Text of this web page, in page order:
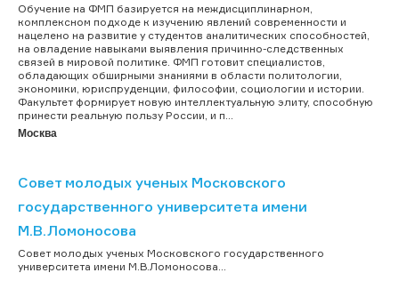
Обучение на ФМП базируется на междисциплинарном,
комплексном подходе к изучению явлений современности и
нацелено на развитие у студентов аналитических способностей,
на овладение навыками выявления причинно-следственных
связей в мировой политике. ФМП готовит специалистов,
обладающих обширными знаниями в области политологии,
экономики, юриспруденции, философии, социологии и истории.
Факультет формирует новую интеллектуальную элиту, способную
принести реальную пользу России, и п...
Москва
Совет молодых ученых Московского
государственного университета имени
М.В.Ломоносова
Совет молодых ученых Московского государственного
университета имени М.В.Ломоносова...